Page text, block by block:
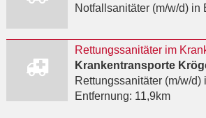
Notfallsanitäter (m/w/d)in
Rettungssanitäter im
Krankentransporte
Rettungssanitäter (m/w/d)
Entfernung: 11,9km